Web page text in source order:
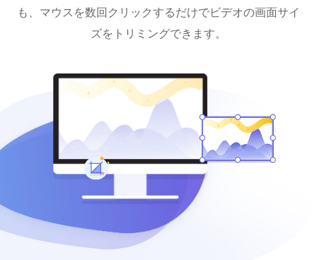
も、マウスを数回クリックするだけでビデオの画面サイ
ズをトリミングできます。